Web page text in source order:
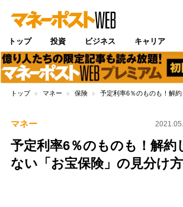
トップ 投資 ビジネス キャリア
トップ マネー 保険 予定利率6％のものも！解
マネー
予定利率6％のものも！解約
ない「お宝保険」の見分け方